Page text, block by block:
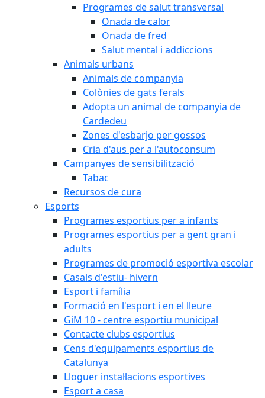
Programes de salut transversal
Onada de calor
Onada de fred
Salut mental i addiccions
Animals urbans
Animals de companyia
Colònies de gats ferals
Adopta un animal de companyia de
Cardedeu
Zones d'esbarjo per gossos
Cria d'aus per a l'autoconsum
Campanyes de sensibilització
Tabac
Recursos de cura
Esports
Programes esportius per a infants
Programes esportius per a gent gran i
adults
Programes de promoció esportiva escolar
Casals d'estiu- hivern
Esport i família
Formació en l'esport i en el lleure
GiM 10 - centre esportiu municipal
Contacte clubs esportius
Cens d'equipaments esportius de
Catalunya
Lloguer instal·lacions esportives
Esport a casa